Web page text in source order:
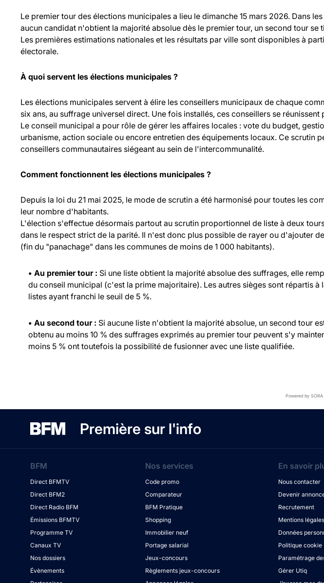
Le premier tour des élections municipales a lieu le dimanche 15 mars 2026. Dans
aucun candidat n'obtient la majorité absolue dès le premier tour, un second tour se
Les premières estimations nationales et les résultats par ville sont disponibles à
électorale.
À quoi servent les élections municipales ?
Les élections municipales servent à élire les conseillers municipaux de chaque
six ans, au suffrage universel direct. Une fois installés, ces conseillers se
Le conseil municipal a pour rôle de gérer les affaires locales : vote du budget,
urbanisme, action sociale ou encore entretien des équipements locaux. Ce scrutin
conseillers communautaires siégeant au sein de l'intercommunalité.
Comment fonctionnent les élections municipales ?
Depuis la loi du 21 mai 2025, le mode de scrutin a été harmonisé pour toutes les
leur nombre d'habitants.
L'élection s'effectue désormais partout au scrutin proportionnel de liste à deux
dans le respect strict de la parité. Il n'est donc plus possible de rayer ou d'ajouter
(fin du "panachage" dans les communes de moins de 1 000 habitants).
• Au premier tour : Si une liste obtient la majorité absolue des suffrages, elle
du conseil municipal (c'est la prime majoritaire). Les autres sièges sont répartis
listes ayant franchi le seuil de 5 %.
• Au second tour : Si aucune liste n'obtient la majorité absolue, un second tour
obtenu au moins 10 % des suffrages exprimés au premier tour peuvent s'y
moins 5 % ont toutefois la possibilité de fusionner avec une liste qualifiée.
Powered by
Première sur l'info
BFM
Direct BFMTV
Direct BFM2
Direct Radio BFM
Émissions BFMTV
Programme TV
Canaux TV
Nos dossiers
Évènements
Nos services
Code promo
Comparateur
BFM Pratique
Shopping
Immobilier neuf
Portage salarial
Jeux-concours
Règlements jeux-concours
En savoir
Nous contacter
Devenir
Recrutement
Mentions légales
Données
Politique cookie
Paramétrage
Gérer Utiq